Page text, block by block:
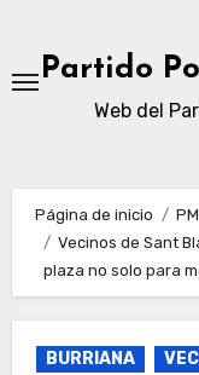
contenidoPartido
Web del
Página de inicio PM
Vecinos de Sant
plaza no solo para
BURRIANA